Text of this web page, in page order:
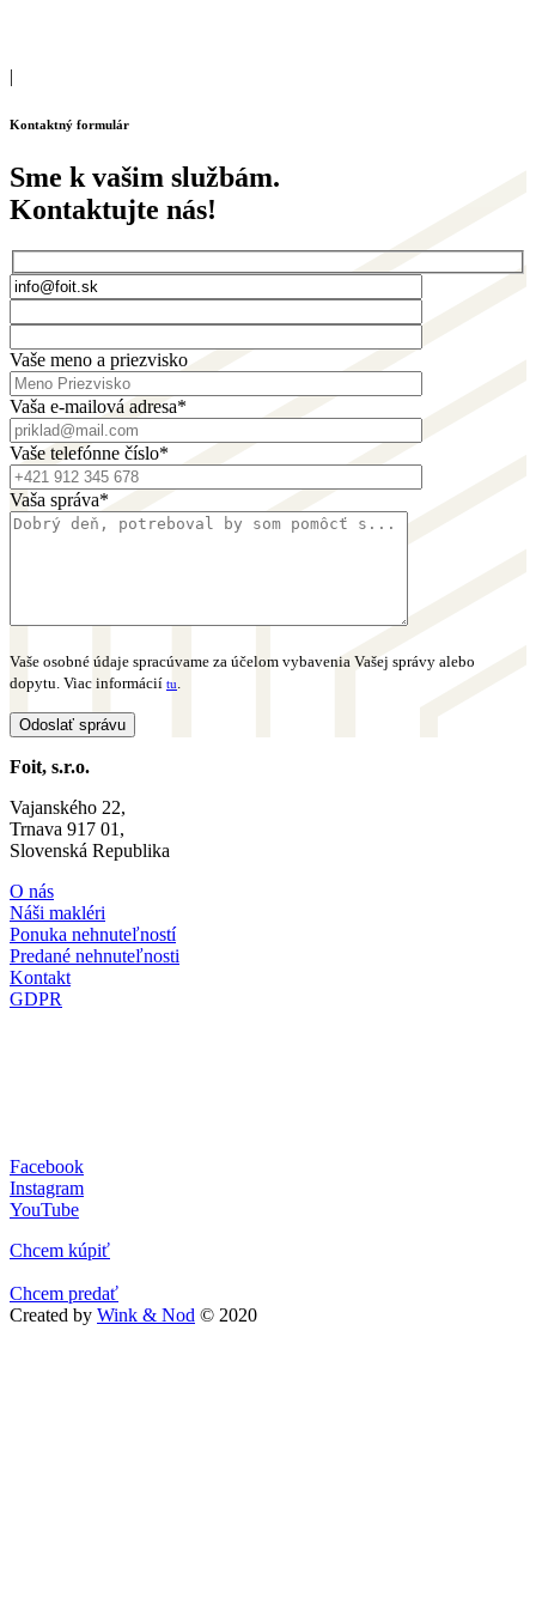
|
Kontaktný formulár
Sme k vašim službám.
Kontaktujte nás!
Vaše meno a priezvisko
Vaša e-mailová adresa*
Vaše telefónne číslo*
Vaša správa*
Vaše osobné údaje spracúvame za účelom vybavenia Vašej správy alebo
dopytu. Viac informácií tu
Foit, s.r.o.
Vajanského 22,
Trnava 917 01,
Slovenská Republika
O nás
Náši makléri
Ponuka nehnuteľností
Predané nehnuteľnosti
Kontakt
GDPR
Facebook
Instagram
YouTube
Chcem kúpiť
Chcem predať
Created by Wink & Nod © 2020